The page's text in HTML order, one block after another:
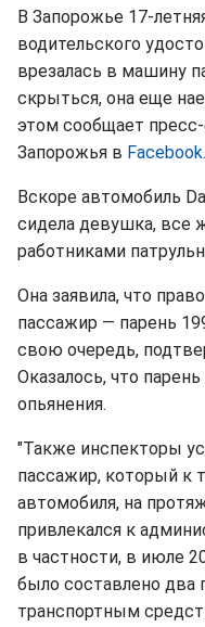
В Запорожье 17-
водительского
врезалась в машину
скрыться, она еще
этом сообщает
Запорожья в Facebook.
Вскоре автомобиль
сидела девушка, все
работниками
Она заявила, что
пассажир — парень
свою очередь,
Оказалось, что
опьянения.
"Также инспекторы
пассажир, который к
автомобиля, на
привлекался к
в частности, в июле
было составлено два
транспортным